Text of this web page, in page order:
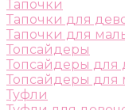
Тапочки
Тапочки для
Тапочки для
Топсайдеры
Топсайдеры для
Топсайдеры для
Туфли